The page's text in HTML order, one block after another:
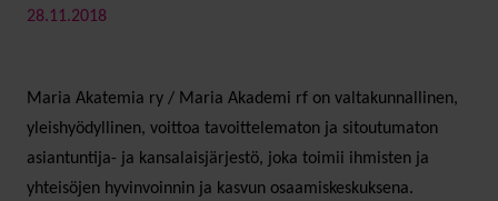
28.11.2018
Maria Akatemia ry / Maria Akademi rf on valtakunnallinen,
yleishyödyllinen, voittoa tavoittelematon ja sitoutumaton
asiantuntija- ja kansalaisjärjestö, joka toimii ihmisten ja
yhteisöjen hyvinvoinnin ja kasvun osaamiskeskuksena.